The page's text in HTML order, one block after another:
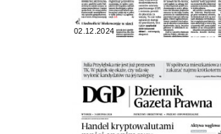
02.12.2024